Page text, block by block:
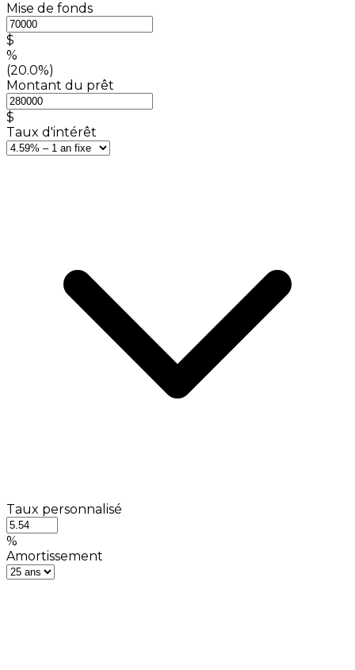
Mise de fonds
$
%
(20.0%)
Montant du prêt
$
Taux d'intérêt
Taux personnalisé
%
Amortissement